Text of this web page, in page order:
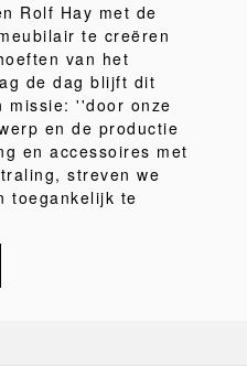
Rolf Hay met de
te creëren
van het
de dag blijft dit
missie: ''door onze
en de productie
en accessoires met
streven we
toegankelijk te